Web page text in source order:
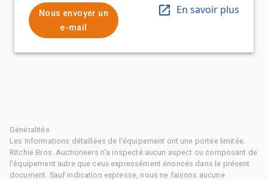
Nous envoyer un
e-mail
En savoir plus
Généralités
Les informations détaillées de l'équipement ont une portée limitée.
Ritchie Bros. Auctioneers n'a inspecté aucun aspect ou composant de
l'équipement autre que ceux expressément énoncés dans le présent
document. Sauf indication expresse, nous ne faisons aucune